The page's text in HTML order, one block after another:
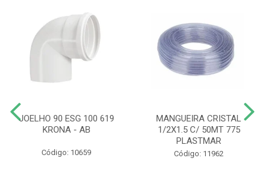
JOELHO 90 ESG 100 619
KRONA - AB
Código: 10659
MANGUEIRA CRISTAL
1/2X1.5 C/ 50MT 775
PLASTMAR
Código: 11962